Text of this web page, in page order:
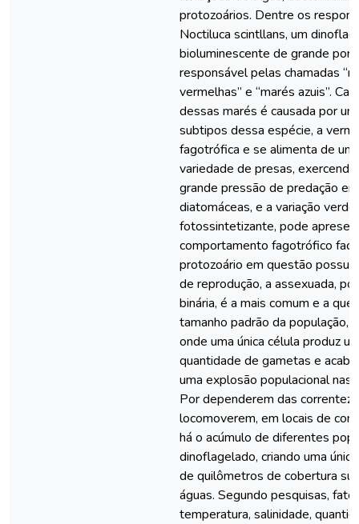
protozoários. Dentre os
Noctiluca scintllans, um
bioluminescente de grande
responsável pelas chamadas
vermelhas” e “marés azuis”.
dessas marés é causada por
subtipos dessa espécie, a
fagotrófica e se alimenta de
variedade de presas,
grande pressão de predação
diatomáceas, e a variação
fotossintetizante, pode
comportamento fagotrófico
protozoário em questão possui
de reprodução, a assexuada,
binária, é a mais comum e a
tamanho padrão da população,
onde uma única célula produz
quantidade de gametas e
uma explosão populacional nas
Por dependerem das
locomoverem, em locais de
há o acúmulo de diferentes
dinoflagelado, criando uma
de quilômetros de cobertura
águas. Segundo pesquisas,
temperatura, salinidade,